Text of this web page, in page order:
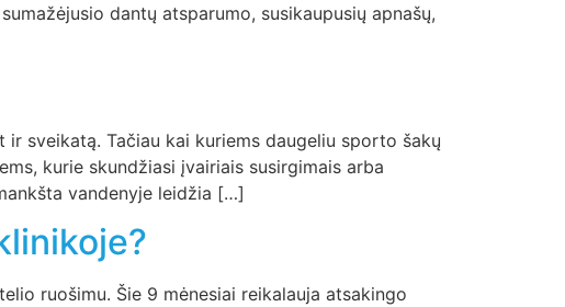
dantų atsparumo, susikaupusių apnašų,
sveikatą. Tačiau kai kuriems daugeliu sporto šakų
kurie skundžiasi įvairiais susirgimais arba
vandenyje leidžia […]
ruošimu. Šie 9 mėnesiai reikalauja atsakingo